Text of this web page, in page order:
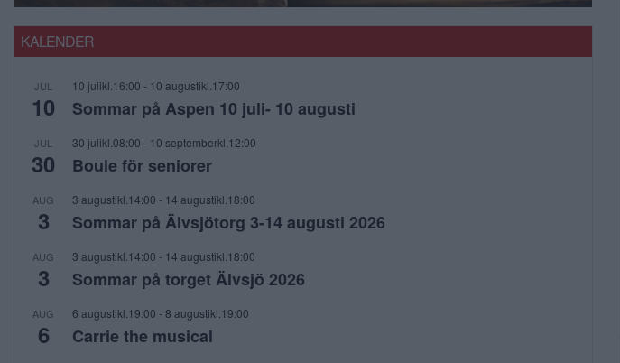
KALENDER
JUL
10
10 julikl.16:00 - 10 augustikl.17:00
Sommar på Aspen 10 juli- 10 augusti
JUL
30
30 julikl.08:00 - 10 septemberkl.12:00
Boule för seniorer
AUG
3
3 augustikl.14:00 - 14 augustikl.18:00
Sommar på Älvsjötorg 3-14 augusti 2026
AUG
3
3 augustikl.14:00 - 14 augustikl.18:00
Sommar på torget Älvsjö 2026
AUG
6
6 augustikl.19:00 - 8 augustikl.19:00
Carrie the musical